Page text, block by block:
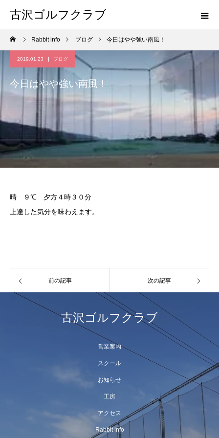
古沢ゴルフクラブ
Rabbit info ブログ 今日はやや強い南風！
2019.01.23 ブログ
今日はやや強い南風！
晴 ９℃ 夕方４時３０分
上達した気分を味わえます。
前の記事 次の記事
古沢ゴルフクラブ
営業案内
スクール
お知らせ
工房
アクセス
Rabbit info